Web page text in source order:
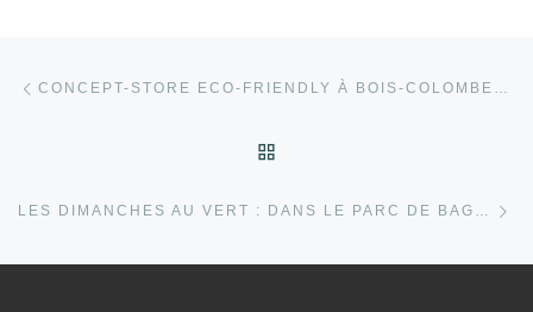
CONCEPT-STORE ECO-FRIENDLY À BOIS-COLOMBES : LE PLONGEOIR
LES DIMANCHES AU VERT : DANS LE PARC DE BAGATELLE